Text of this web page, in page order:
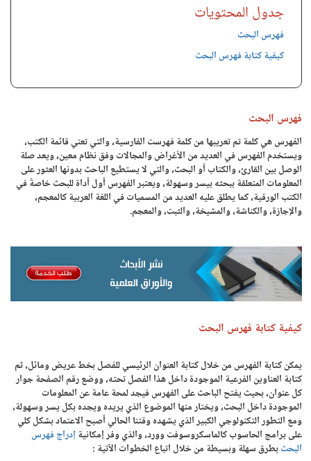
جدول المحتويات
فهرس البحث
كيفية كتابة فهرس البحث
فهرس البحث
الفهرس هي كلمة تم تعريبها من كلمة فهرست الفارسية، والتي تعني قائمة الكتب،
ويستخدم الفهرس في العديد من الأغراض والمجالات وفق نظام معين، ويعد صلة
الوصل بين القارئ، والكتاب أو البحث، والتي لا يستطيع الباحث بدونها العثور على
المعلومات المتعلقة ببحثه بيسر وسهولة، ويعتبر الفهرس أول أداة للبحث خاصةً في
الكتب الورقية، كما يطلق عليه العديد من المسميات في اللغة العربية كالمعجم،
والإجازة، والكناشة، والمشيخة، والثبت، والمعجم.
كيفية كتابة فهرس البحث
يمكنكتابة الفهرس من خلال كتابة العنوان الرئيسي للفصل بخط عريض ومائل، ثم
كتابة العناوين الفرعية الموجودة داخل هذا الفصل تحته، ووضع رقم الصفحة جوار
كل عنوان، بحيث يفتح الباحث على الفهرس فيجد لمحة عامة عن المعلومات
الموجودة داخل البحث، ويختار منها الموضوع الذي يريده ويجده بكل يسر وسهولة،
ومع التطور التكنولوجي الكبير الذي يشهده وقتنا الحالي أصبح الاعتماد بشكل كلي
على برامج الحاسوب كالماسكروسوفت وورد، والذي وفر إمكانية إدراج فهرس
البحثبطرق سهلة وبسيطة من خلال اتباع الخطوات الآتية :